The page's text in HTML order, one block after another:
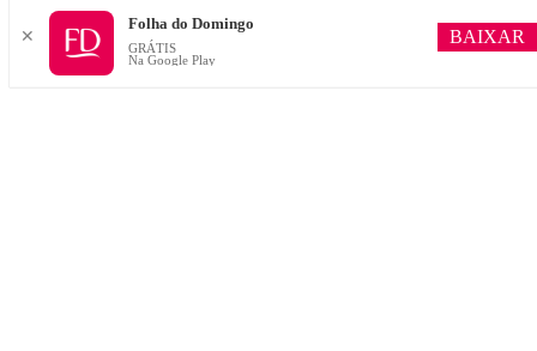
✕
Folha do Domingo
GRÁTIS
Na Google Play
BAIXAR